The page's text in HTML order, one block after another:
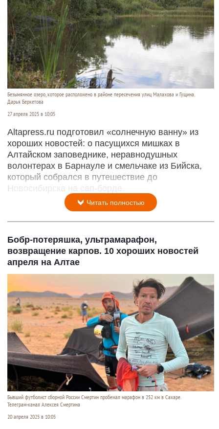
Безымянное озеро, которое расположено в районе пересечения улиц Малахова и Гущина.
Дарья Беркетова
27 апреля 2025 в 10:05
Altapress.ru подготовил «солнечную ванну» из
хороших новостей: о пасущихся мишках в
Алтайском заповеднике, неравнодушных
волонтерах в Барнауле и смельчаке из Бийска,
который собрался в путешествие до
Новосибирска на сап-борде.
Читать полностью
Бобр-потеряшка, ультрамарафон,
возвращение карпов. 10 хороших новостей
апреля на Алтае
Бывший футболист сборной России Смертин пробежал марафон в 252 км в Сахаре.
Телеграм-канал Алексея Смертина
20 апреля 2025 в 10:05